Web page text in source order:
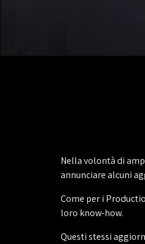
Nella volontà di
annunciare alcuni
Come per i
loro know-how.
Questi stessi